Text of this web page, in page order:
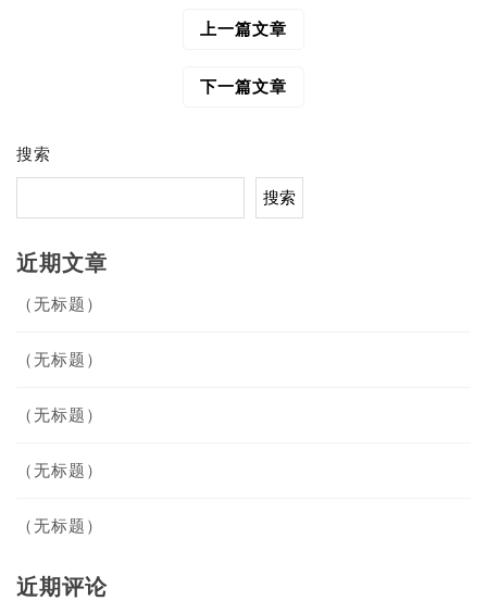
上一篇文章
下一篇文章
搜索
搜索
近期文章
（无标题）
（无标题）
（无标题）
（无标题）
（无标题）
近期评论